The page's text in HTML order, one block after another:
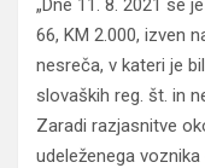
„Dne 11. 8. 2021 se
66, KM 2.000, izven
nesreča, v kateri je
slovaških reg. št. in
Zaradi razjasnitve
udeleženega